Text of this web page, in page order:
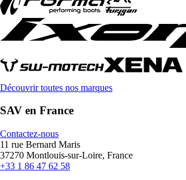
Découvrir toutes nos marques
SAV en France
Contactez-nous
11 rue Bernard Maris
37270 Montlouis-sur-Loire, France
+33 1 86 47 62 58